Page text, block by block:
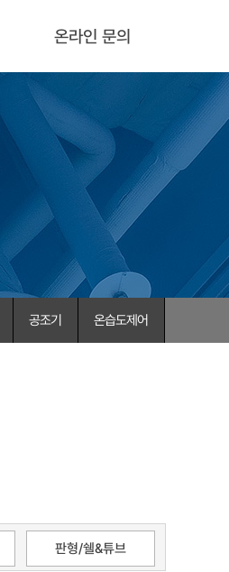
온라인 문의
공조기 온습도제어
판형/쉘&튜브